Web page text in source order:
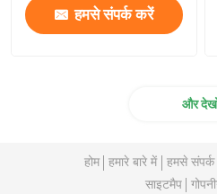
हमसे संपर्क करें
और
होम हमारे बारे में हमसे
साइटमैप